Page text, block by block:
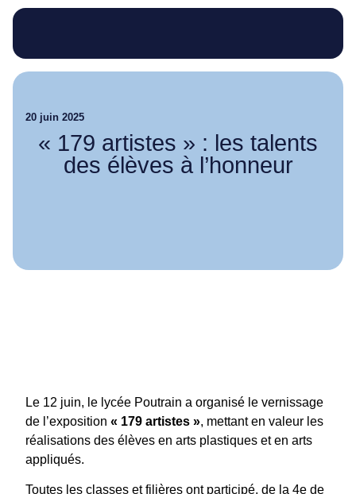
20 juin 2025
« 179 artistes » : les talents
des élèves à l’honneur
Le 12 juin, le lycée Poutrain a organisé le vernissage
de l’exposition « 179 artistes », mettant en valeur les
réalisations des élèves en arts plastiques et en arts
appliqués.
Toutes les classes et filières ont participé, de la 4e de